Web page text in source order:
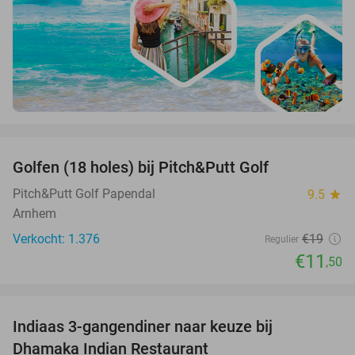
Golfen (18 holes) bij Pitch&Putt Golf
Pitch&Putt Golf Papendal 9.5 star
Arnhem
Verkocht: 1.376
Regulier €19
€11 ,50
Indiaas 3-gangendiner naar keuze bij
Dhamaka Indian Restaurant